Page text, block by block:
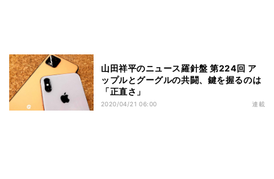
山田祥平のニュース羅針盤 第224回 ア
ップルとグーグルの共闘、鍵を握るのは
「正直さ」
2020/04/21 06:00 連載